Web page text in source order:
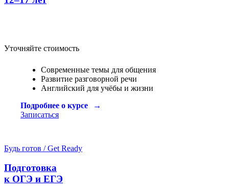
Уточняйте стоимость
Современные темы для общения
Развитие разговорной речи
Английский для учёбы и жизни
Подробнее о курсе
Записаться
Будь готов / Get Ready
Подготовка
к ОГЭ и ЕГЭ